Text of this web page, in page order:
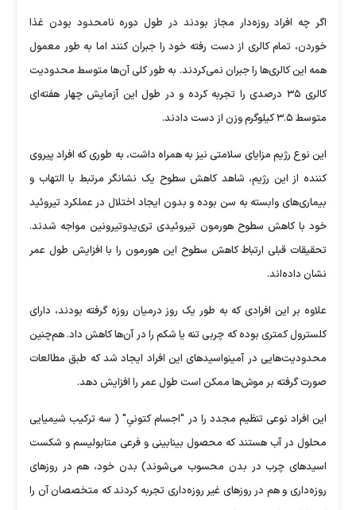
اگر چه افراد روزه‌دار مجاز بودند در طول دوره نامحدود بودن غذا
خوردن، تمام کالری از دست رفته خود را جبران کنند اما به طور معمول
همه این کالری‌ها را جبران نمی‌کردند. به طور کلی آن‌ها متوسط محدودیت
کالری ۳۵ درصدی را تجربه کرده و در طول این آزمایش چهار هفته‌ای
متوسط ۳.۵ کیلوگرم وزن از دست دادند.
این نوع رژیم مزایای سلامتی نیز به همراه داشت، به طوری که افراد پیروی
کننده از این رژیم، شاهد کاهش سطوح یک نشانگر مرتبط با التهاب و
بیماری‌های وابسته به سن بوده و بدون ایجاد اختلال در عملکرد تیروئید
خود با کاهش سطوح هورمون تیروئیدی تری‌یدوتیرونین مواجه شدند.
تحقیقات قبلی ارتباط کاهش سطوح این هورمون را با افزایش طول عمر
نشان داده‌اند.
علاوه بر این افرادی که به طور یک روز درمیان روزه گرفته بودند، دارای
کلسترول کمتری بوده که چربی تنه یا شکم را در آن‌ها کاهش داد. هم‌چنین
محدودیت‌هایی در آمینواسیدهای این افراد ایجاد شد که طبق مطالعات
صورت گرفته بر موش‌ها ممکن است طول عمر را افزایش دهد.
این افراد نوعی تنظیم مجدد را در "اجسام کتونیِ" ( سه ترکیب شیمیایی
محلول در آب هستند که محصول بینابینی و فرعی متابولیسم و شکست
اسیدهای چرب در بدن محسوب می‌شوند) بدن خود، هم در روزهای
روزه‌داری و هم در روزهای غیر روزه‌داری تجربه کردند که متخصصان آن را